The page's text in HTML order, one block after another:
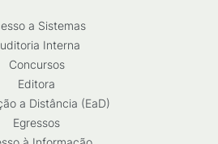
a Sistemas
Interna
Concursos
Editora
a Distância (EaD)
Egressos